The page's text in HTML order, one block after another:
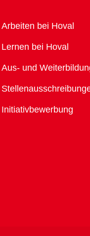
Übersicht
Arbeiten bei Hoval
Lernen bei Hoval
Aus- und
Initiativbewerbung